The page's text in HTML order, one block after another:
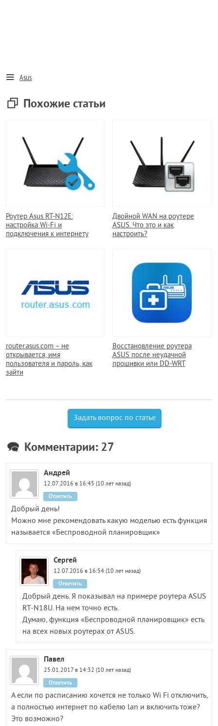
Asus
Похожие статьи
Роутер Asus RT-N12E:
настройка Wi-Fi и
подключения к интернету
Двойной WAN на роутере
ASUS. Что это и как
настроить?
router.asus.com – не
открывается, имя
пользователя и пароль, как
зайти
Восстановление роутера
ASUS после неудачной
прошивки или DD-WRT
Задать вопрос по статье
Комментарии: 27
Андрей
12.07.2016 в 16:45 (10 лет назад)
Добрый день!
Можно мне рекомендовать какую моделью есть функция
называется «Беспроводной планировщик»
Ответить
Сергей
12.07.2016 в 16:54 (10 лет назад)
Добрый день. Я показывал на примере роутера ASUS
RT-N18U. На нем точно есть.
Думаю, функция «Беспроводной планировщик» есть
на всех новых роутерах от ASUS.
Ответить
Павел
25.01.2017 в 14:32 (10 лет назад)
А если по расписанию хочется не только Wi Fi отключить,
а полностью интернет по кабелю lan и включить тоже?
Это возможно?
Ответить